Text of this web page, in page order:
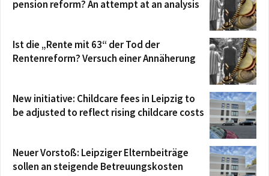
pension reform? An attempt at an analysis
Ist die „Rente mit 63“ der Tod der
Rentenreform? Versuch einer Annäherung
New initiative: Childcare fees in Leipzig to
be adjusted to reflect rising childcare costs
Neuer Vorstoß: Leipziger Elternbeiträge
sollen an steigende Betreuungskosten